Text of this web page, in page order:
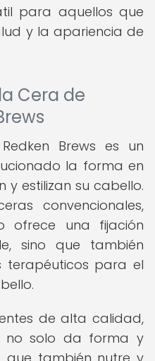
para aquellos que
y la apariencia de
Cera de
Brews es un
la forma en
y estilizan su cabello.
convencionales,
ofrece una fijación
sino que también
terapéuticos para el
de alta calidad,
no solo da forma y